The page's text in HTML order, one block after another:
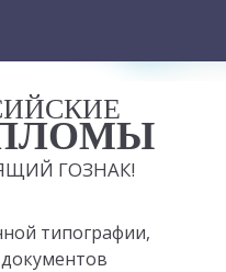
ГОЗНАК!
типографии,